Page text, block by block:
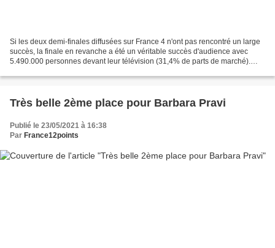
Si les deux demi-finales diffusées sur France 4 n'ont pas rencontré un large
succès, la finale en revanche a été un véritable succès d'audience avec
5.490.000 personnes devant leur télévision (31,4% de parts de marché).
Très belle 2ème place pour Barbara Pravi
Publié le 23/05/2021 à 16:38
Par France12points